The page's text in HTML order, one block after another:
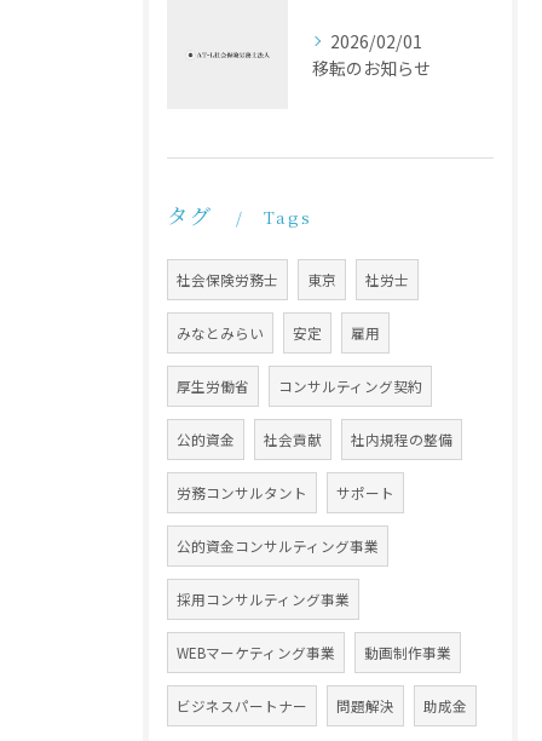
2026/02/01
移転のお知らせ
タグ Tags
社会保険労務士 東京 社労士
みなとみらい 安定 雇用
厚生労働省 コンサルティング契約
公的資金 社会貢献 社内規程の整備
労務コンサルタント サポート
公的資金コンサルティング事業
採用コンサルティング事業
WEBマーケティング事業 動画制作事業
ビジネスパートナー 問題解決 助成金